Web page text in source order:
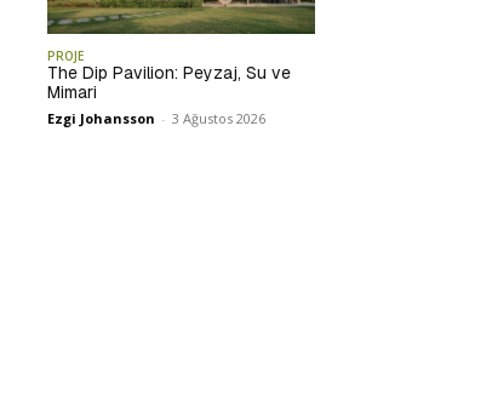
PROJE
The Dip Pavilion: Peyzaj, Su ve
Mimari
Ezgi Johansson - 3 Ağustos 2026